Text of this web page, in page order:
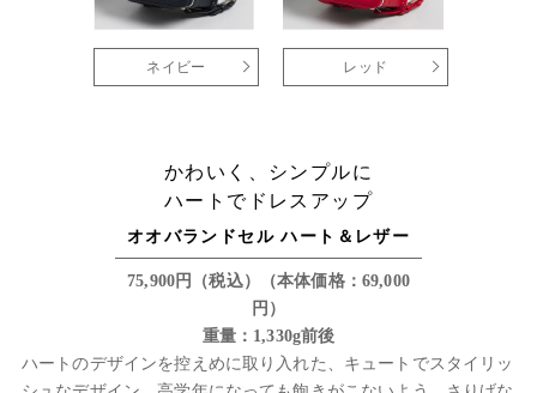
ネイビー レッド
かわいく、シンプルに
ハートでドレスアップ
オオバランドセル ハート＆レザー
75,900円（税込）（本体価格：69,000
円）
重量：1,330g前後
ハートのデザインを控えめに取り入れた、キュートでスタイリッ